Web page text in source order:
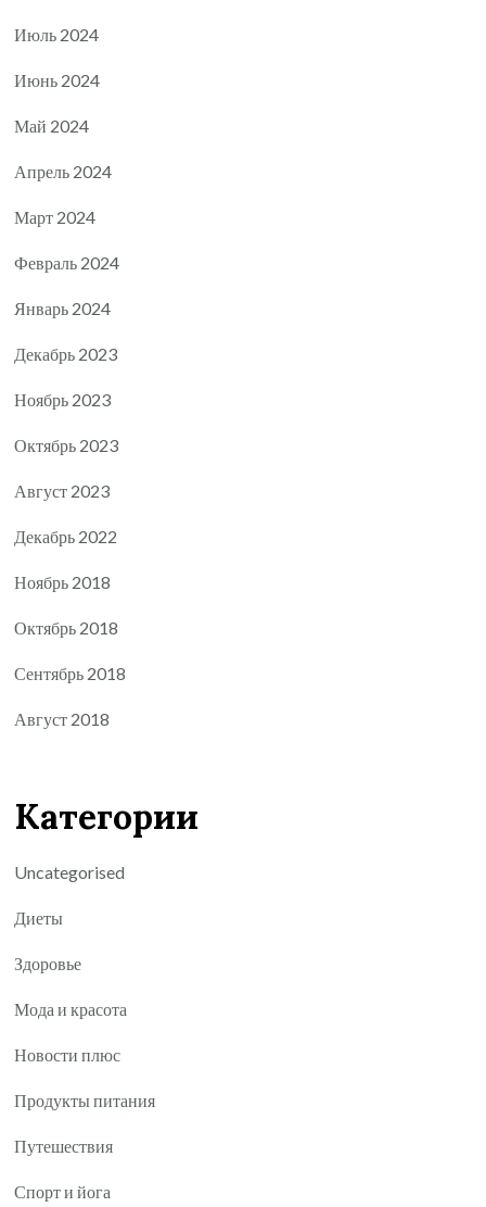
Июль 2024
Июнь 2024
Май 2024
Апрель 2024
Март 2024
Февраль 2024
Январь 2024
Декабрь 2023
Ноябрь 2023
Октябрь 2023
Август 2023
Декабрь 2022
Ноябрь 2018
Октябрь 2018
Сентябрь 2018
Август 2018
Категории
Uncategorised
Диеты
Здоровье
Мода и красота
Новости плюс
Продукты питания
Путешествия
Спорт и йога